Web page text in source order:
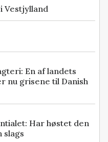
Vestjylland
En af landets
nu grisene til Danish
Har høstet den
slags